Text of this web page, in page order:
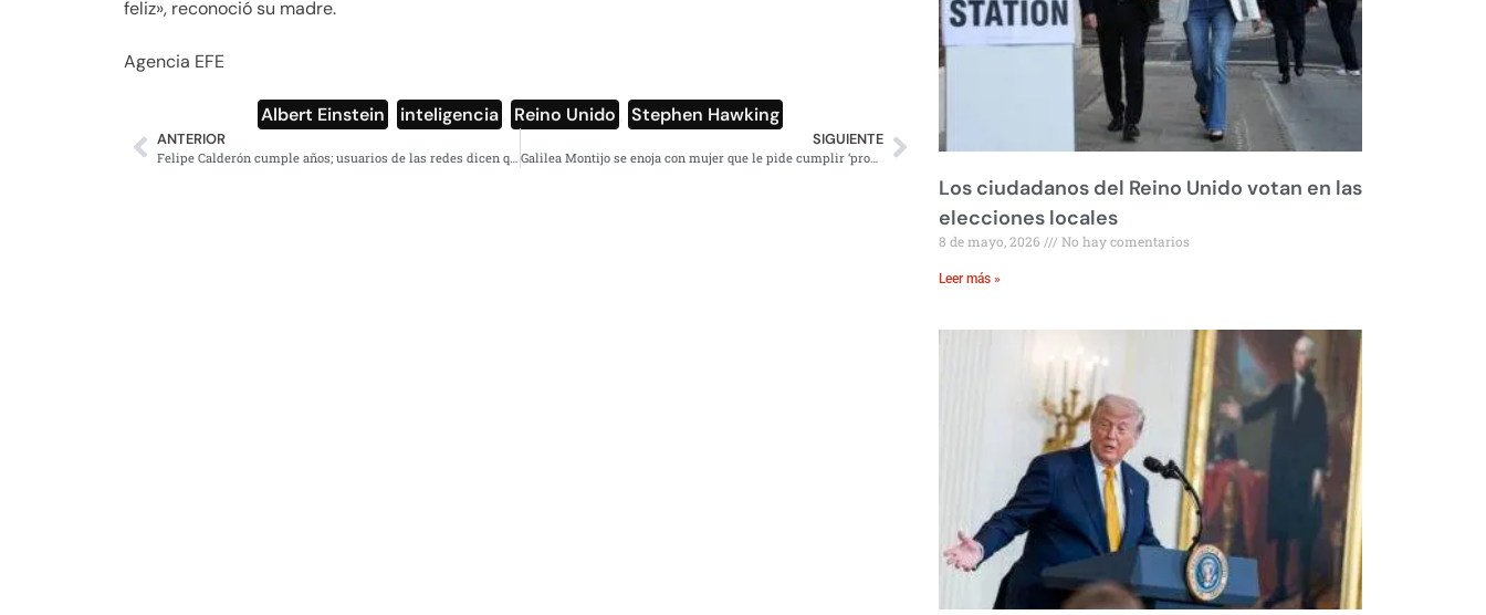
feliz», reconoció su madre.
Agencia EFE
Albert Einstein inteligencia Reino Unido Stephen Hawking
ANTERIOR SIGUIENTE
Galilea Montijo se enoja con mujer que le pide cumplir ‘promesa’ de irse del país
Los ciudadanos del Reino Unido votan en las
elecciones locales
8 de mayo, 2026 No hay comentarios
Leer más »